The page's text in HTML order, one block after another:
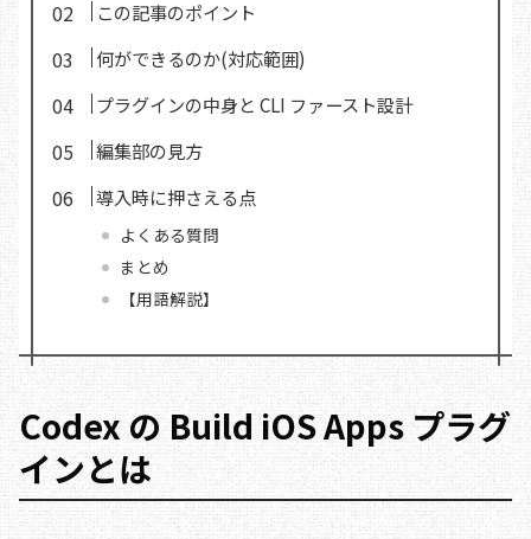
この記事のポイント
何ができるのか(対応範囲)
プラグインの中身と CLI ファースト設計
編集部の見方
導入時に押さえる点
よくある質問
まとめ
【用語解説】
Codex の Build iOS Apps プラグ
インとは